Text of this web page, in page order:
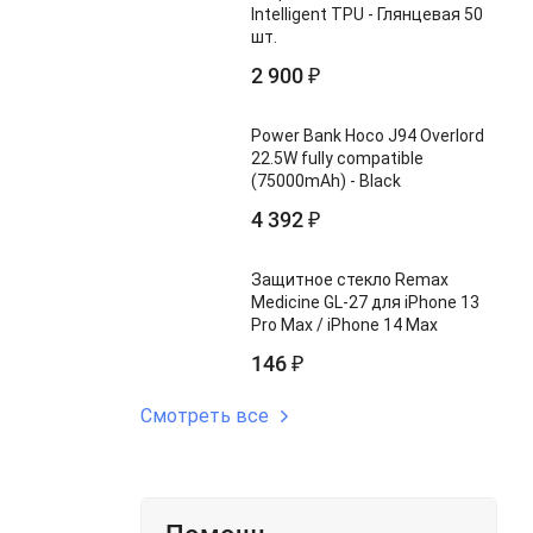
Intelligent TPU - Глянцевая 50
шт.
2 900 ₽
Power Bank Hoco J94 Overlord
22.5W fully compatible
(75000mAh) - Black
4 392 ₽
Защитное стекло Remax
Medicine GL-27 для iPhone 13
Pro Max / iPhone 14 Max
146 ₽
Смотреть все